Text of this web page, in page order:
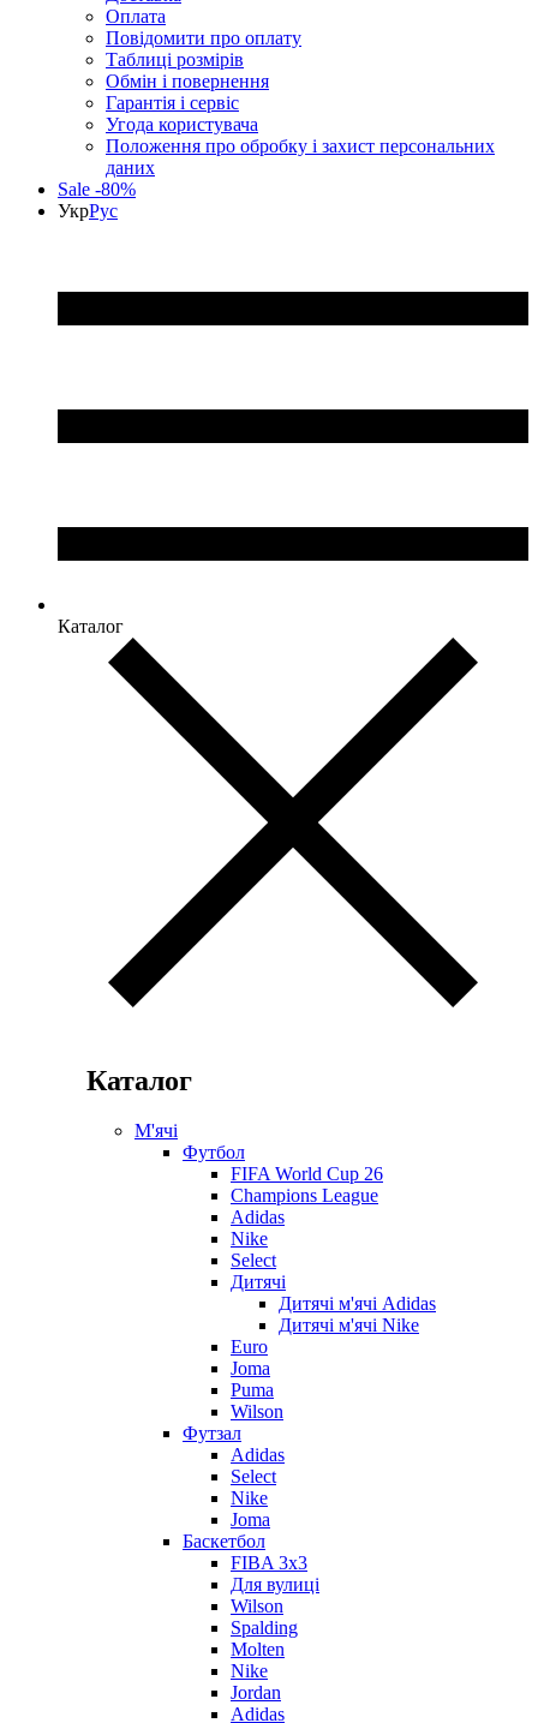
Оплата
Повідомити про оплату
Таблиці розмірів
Обмін і повернення
Гарантія і сервіс
Угода користувача
Положення про обробку і захист персональних
даних
Sale -80%
УкрРус
Каталог
Каталог
М'ячі
Футбол
FIFA World Cup 26
Champions League
Adidas
Nike
Select
Дитячі
Дитячі м'ячі Adidas
Дитячі м'ячі Nike
Euro
Joma
Puma
Wilson
Футзал
Adidas
Select
Nike
Joma
Баскетбол
FIBA 3x3
Для вулиці
Wilson
Spalding
Molten
Nike
Jordan
Adidas